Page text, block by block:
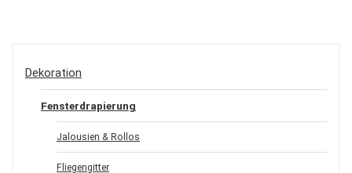
Dekoration
Fensterdrapierung
Jalousien & Rollos
Fliegengitter